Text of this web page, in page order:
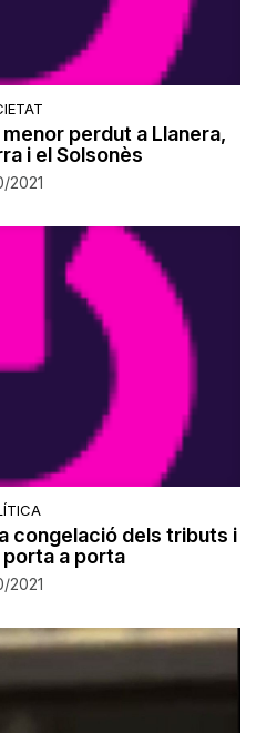
perdut a Llanera,
i el Solsonès
2021
congelació dels tributs i
porta a porta
2021